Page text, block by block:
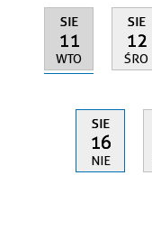
SIE
11
WTO
SIE
12
ŚRO
SIE
16
NIE